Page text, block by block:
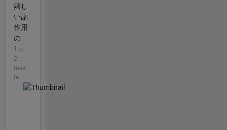
嬉し
い副
作用
の
1...
2
mesi
fa